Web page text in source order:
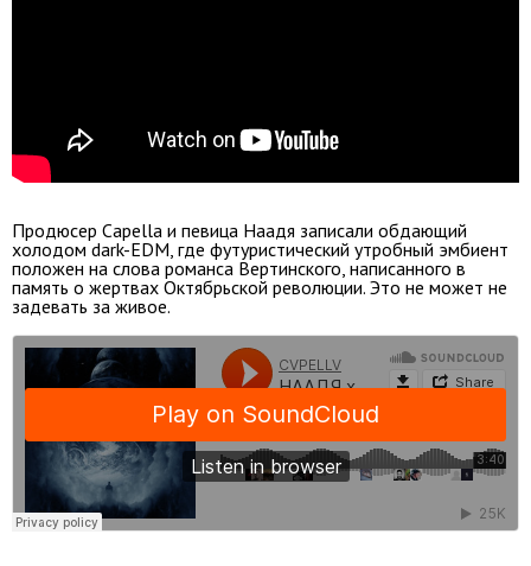
Продюсер Capella и певица Наадя записали обдающий
холодом dark-EDM, где футуристический утробный эмбиент
положен на слова романса Вертинского, написанного в
память о жертвах Октябрьской революции. Это не может не
задевать за живое.